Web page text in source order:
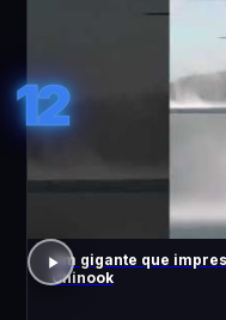
12
Um gigante que
Chinook